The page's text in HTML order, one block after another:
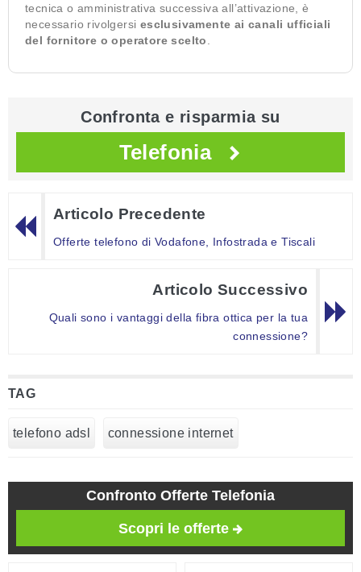
tecnica o amministrativa successiva all’attivazione, è
necessario rivolgersi esclusivamente ai canali ufficiali
del fornitore o operatore scelto
Confronta e risparmia su
Telefonia
Articolo Precedente
Offerte telefono di Vodafone, Infostrada e Tiscali
Articolo Successivo
Quali sono i vantaggi della fibra ottica per la tua
connessione?
TAG
telefono adsl connessione internet
Confronto Offerte Telefonia
Scopri le offerte